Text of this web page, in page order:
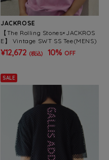
JACKROSE
【The Rolling Stones×JACKROS
E】 Vintage SWT SS Tee(MENS)
¥12,672 (税込) 10% OFF
SALE